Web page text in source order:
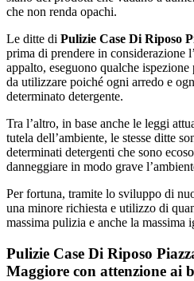
che non renda opachi.
Le ditte di Pulizie Case Di Riposo
prima di prendere in considerazione
appalto, eseguono qualche
da utilizzare poiché ogni arredo e
determinato detergente.
Tra l’altro, in base anche le leggi
tutela dell’ambiente, le stesse ditte
determinati detergenti che sono
danneggiare in modo grave
Per fortuna, tramite lo sviluppo di
una minore richiesta e utilizzo di
massima pulizia e anche la massima
Pulizie Case Di Riposo
Maggiore con attenzione ai